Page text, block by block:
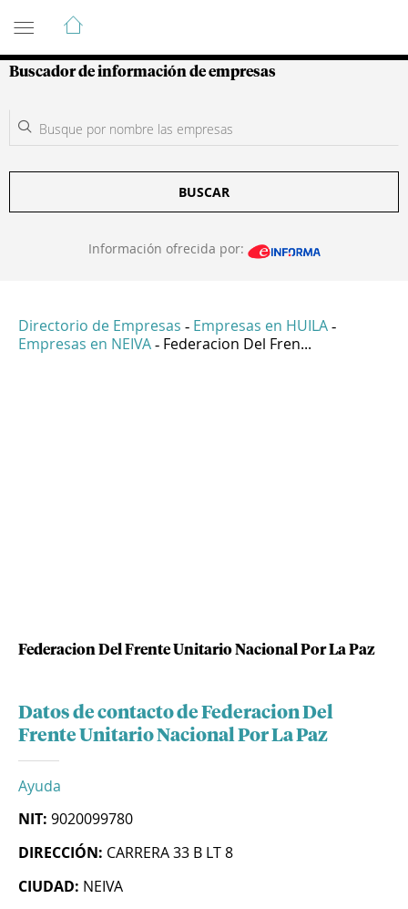
Guía de Empresas Colombianas
Buscador de información de empresas
BUSCAR
Información ofrecida por:
Directorio de Empresas - Empresas en HUILA -
Empresas en NEIVA - Federacion Del Fren...
Federacion Del Frente Unitario Nacional Por La Paz
Datos de contacto de Federacion Del
Frente Unitario Nacional Por La Paz
Ayuda
NIT: 9020099780
DIRECCIÓN: CARRERA 33 B LT 8
CIUDAD: NEIVA